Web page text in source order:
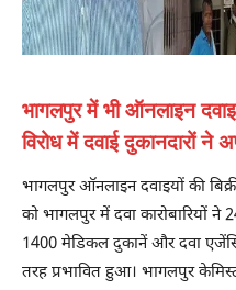
भागलपुर में भी ऑनलाइन
विरोध में दवाई दुकानदारों ने
भागलपुर ऑनलाइन दवाइयों की
को भागलपुर में दवा कारोबारियों
1400 मेडिकल दुकानें और दवा
तरह प्रभावित हुआ। भागलपुर